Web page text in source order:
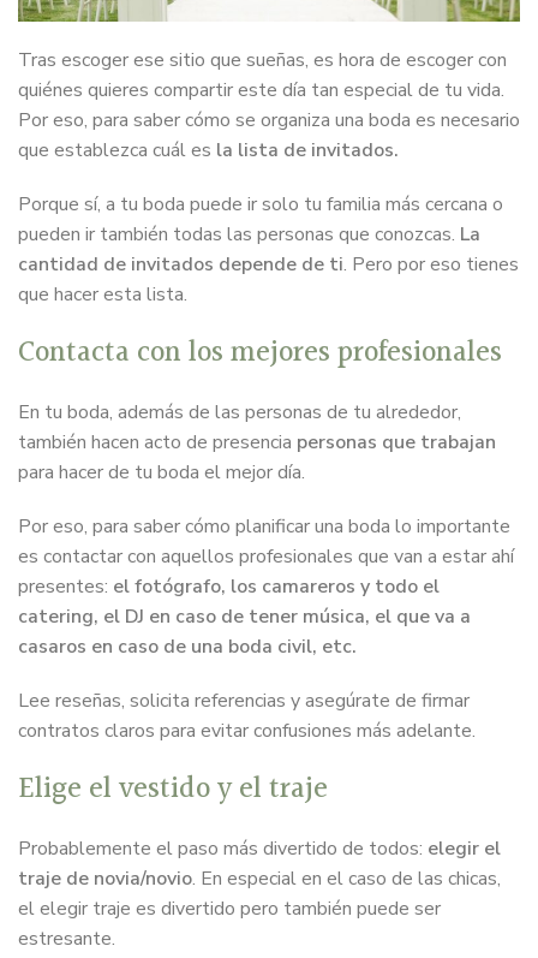
Tras escoger ese sitio que sueñas, es hora de escoger con
quiénes quieres compartir este día tan especial de tu vida.
Por eso, para saber cómo se organiza una boda es necesario
que establezca cuál es la lista de invitados.
Porque sí, a tu boda puede ir solo tu familia más cercana o
pueden ir también todas las personas que conozcas. La
cantidad de invitados depende de ti. Pero por eso tienes
que hacer esta lista.
Contacta con los mejores profesionales
En tu boda, además de las personas de tu alrededor,
también hacen acto de presencia personas que trabajan
para hacer de tu boda el mejor día.
Por eso, para saber cómo planificar una boda lo importante
es contactar con aquellos profesionales que van a estar ahí
presentes: el fotógrafo, los camareros y todo el
catering, el DJ en caso de tener música, el que va a
casaros en caso de una boda civil, etc.
Lee reseñas, solicita referencias y asegúrate de firmar
contratos claros para evitar confusiones más adelante.
Elige el vestido y el traje
Probablemente el paso más divertido de todos: elegir el
traje de novia/novio. En especial en el caso de las chicas,
el elegir traje es divertido pero también puede ser
estresante.